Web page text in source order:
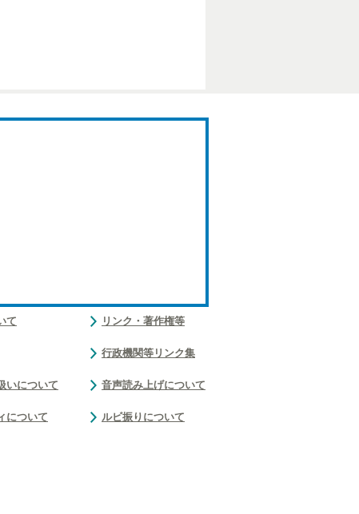
て
いについて
について
リンク・著作権等
行政機関等リンク集
音声読み上げについて
ルビ振りについて